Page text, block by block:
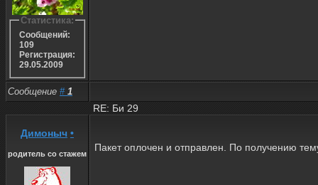
Статистика:
Сообщений:
109
Регистрация:
29.05.2009
Сообщение # 1
RE: Би 29
Димоныч •
родитель со стажем
Пакет оплочен и отправлен. По получению